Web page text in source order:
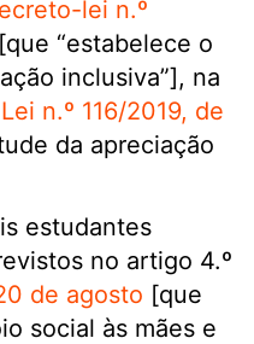
lei n.º
[que “estabelece o
inclusiva”], na
Lei n.º 116/2019, de
da apreciação
estudantes
no artigo 4.º
de agosto [que
social às mães e